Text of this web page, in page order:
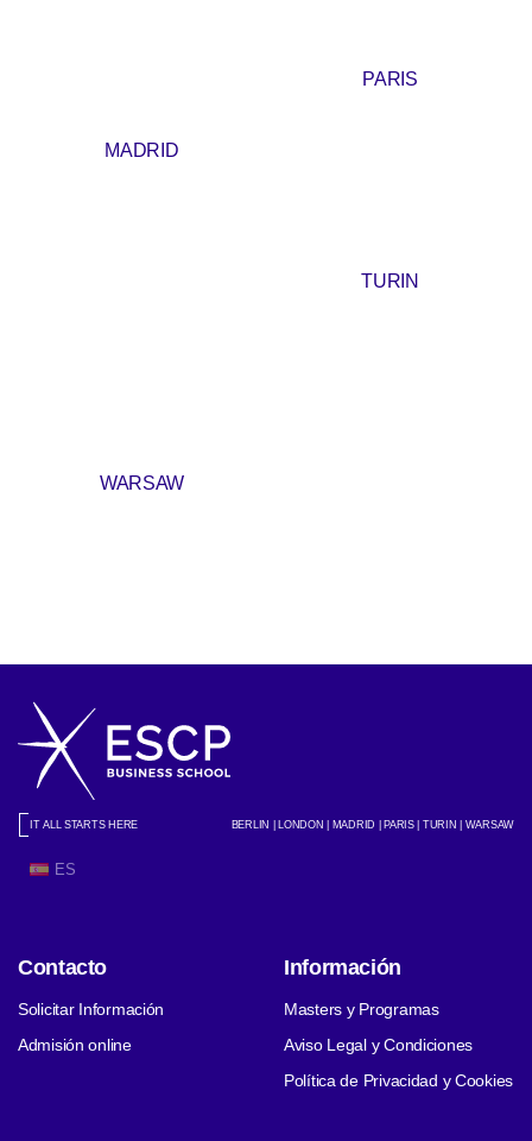
MADRID
PARIS
TURIN
WARSAW
IT ALL STARTS HERE BERLIN | LONDON | MADRID | PARIS | TURIN | WARSAW
ES
Contacto
Solicitar Información
Admisión online
Información
Masters y Programas
Aviso Legal y Condiciones
Política de Privacidad y Cookies